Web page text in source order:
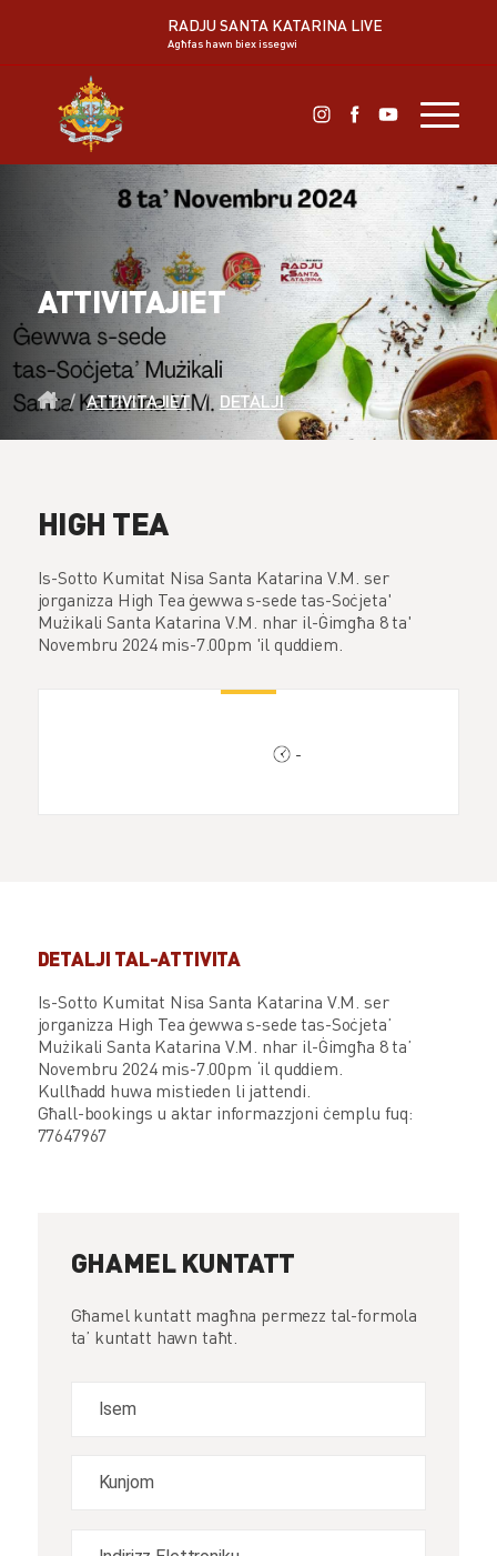
RADJU SANTA KATARINA LIVE
Agħfas hawn biex issegwi
ATTIVITAJIET
/ ATTIVITAJIET / DETALJI
HIGH TEA
Is-Sotto Kumitat Nisa Santa Katarina V.M. ser
jorganizza High Tea ġewwa s-sede tas-Soċjeta'
Mużikali Santa Katarina V.M. nhar il-Ġimgħa 8 ta'
Novembru 2024 mis-7.00pm 'il quddiem.
-
DETALJI TAL-ATTIVITA
Is-Sotto Kumitat Nisa Santa Katarina V.M. ser
jorganizza High Tea ġewwa s-sede tas-Soċjeta’
Mużikali Santa Katarina V.M. nhar il-Ġimgħa 8 ta’
Novembru 2024 mis-7.00pm ‘il quddiem.
Kullħadd huwa mistieden li jattendi.
Għall-bookings u aktar informazzjoni ċemplu fuq:
77647967
GHAMEL KUNTATT
Għamel kuntatt magħna permezz tal-formola
ta’ kuntatt hawn taħt.